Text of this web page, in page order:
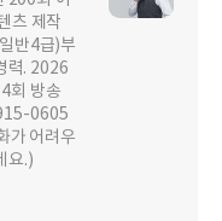
츠 제작
반4급)부
력. 2026
회 방송
0605
가 어려우
요.)